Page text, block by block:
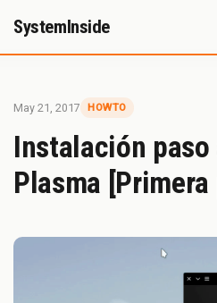
SystemInside
May 21, 2017 HOWTO
Instalación paso
Plasma [Primera